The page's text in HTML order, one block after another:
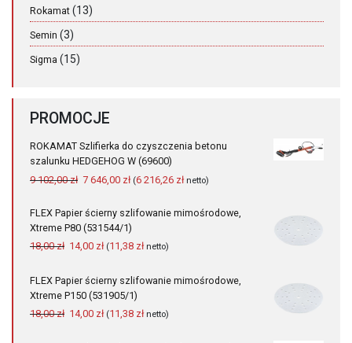
Rokamat (13)
Semin (3)
Sigma (15)
PROMOCJE
ROKAMAT Szlifierka do czyszczenia betonu
szalunku HEDGEHOG W (69600)
9 102,00zł Pierwotna
wynosiła:
9
7 646,00 złAktualna
wynosi:
7
(6 216,26 złnetto)
FLEX Papier ścierny szlifowanie mimośrodowe,
Xtreme P80 (531544/1)
18,00zł Pierwotna
wynosiła:
18,00 zł.
14,00 złAktualna
wynosi:
14,00 zł.
(11,38 złnetto)
FLEX Papier ścierny szlifowanie mimośrodowe,
Xtreme P150 (531905/1)
18,00zł Pierwotna
14,00 złAktualna
(11,38 złnetto)